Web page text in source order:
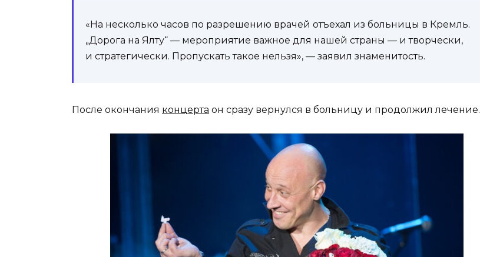
«На несколько часов по разрешению врачей отъехал из больницы в Кремль.
„Дорога на Ялту“ — мероприятие важное для нашей страны — и творчески,
и стратегически. Пропускать такое нельзя», — заявил знаменитость.
После окончания концерта он сразу вернулся в больницу и продолжил лечение.